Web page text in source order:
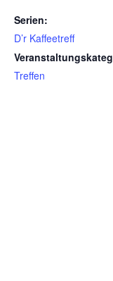
Serien:
D’r Kaffeetreff
Treffen